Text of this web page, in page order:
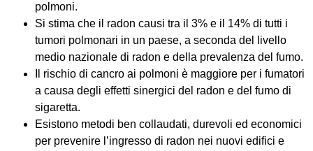
polmoni.
Si stima che il radon causi tra il 3% e il 14% di tutti i
tumori polmonari in un paese, a seconda del livello
medio nazionale di radon e della prevalenza del fumo.
Il rischio di cancro ai polmoni è maggiore per i fumatori
a causa degli effetti sinergici del radon e del fumo di
sigaretta.
Esistono metodi ben collaudati, durevoli ed economici
per prevenire l’ingresso di radon nei nuovi edifici e